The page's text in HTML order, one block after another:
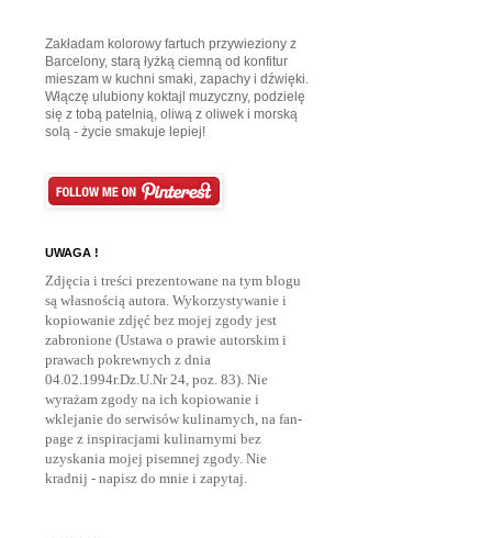
Zakładam kolorowy fartuch przywieziony z
Barcelony, starą łyżką ciemną od konfitur
mieszam w kuchni smaki, zapachy i dźwięki.
Włączę ulubiony koktajl muzyczny, podzielę
się z tobą patelnią, oliwą z oliwek i morską
solą - życie smakuje lepiej!
UWAGA !
Zdjęcia i treści prezentowane na tym blogu
są własnością autora. Wykorzystywanie i
kopiowanie zdjęć bez mojej zgody jest
zabronione (Ustawa o prawie autorskim i
prawach pokrewnych z dnia
04.02.1994r.Dz.U.Nr 24, poz. 83). Nie
wyrażam zgody na ich kopiowanie i
wklejanie do serwisów kulinarnych, na fan-
page z inspiracjami kulinarnymi bez
uzyskania mojej pisemnej zgody. Nie
kradnij - napisz do mnie i zapytaj.